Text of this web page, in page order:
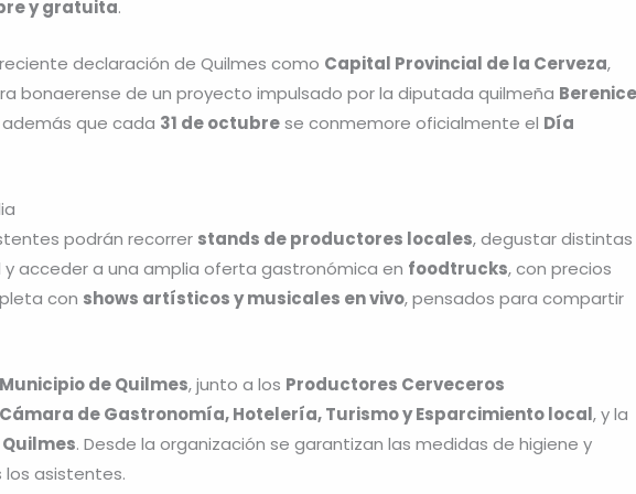
y gratuita.
declaración de Quilmes como Capital Provincial de la Cerveza,
bonaerense de un proyecto impulsado por la diputada quilmeña Berenice
que cada 31 de octubrese conmemore oficialmente el Día
podrán recorrer stands de productores locales, degustar distintas
acceder a una amplia oferta gastronómica en foodtrucks, con precios
con shows artísticos y musicales en vivo, pensados para compartir
Municipio de Quilmes, junto a los Productores Cerveceros
Cámara de Gastronomía, Hotelería, Turismo y Esparcimiento local, y la
. Desde la organización se garantizan las medidas de higiene y
asistentes.